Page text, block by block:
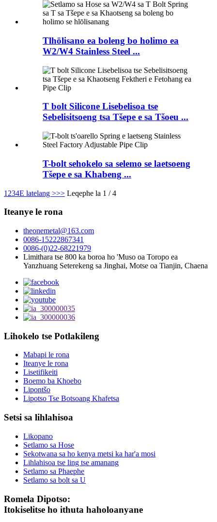
Tlhōlisano ea boleng bo holimo ea
W2/W4 Stainless Steel ...
T bolt Silicone Lisebelisoa tse
Sebelisitsoeng tsa Tšepe e sa Tšoeu ...
T-bolt sehokelo sa selemo se laetsoeng
Tšepe e sa Khabeng ...
1 234E latelang >>> Leqephe la 1 / 4
Iteanye le rona
theonemetal@163.com
0086-15222867341
0086-(0)22-68221979
Limithara tse 800 ka boroa ho 'Muso oa Toropo ea
Yanzhuang Seterekeng sa Jinghai, Motse oa Tianjin, Chaena
Lihokelo tse Potlakileng
Mabapi le rona
Iteanye le rona
Lisetifikeiti
Boemo ba Khoebo
Lipontšo
Lipotso Tse Botsoang Khafetsa
Setsi sa lihlahisoa
Likopano
Setlamo sa Hose
Sekotwana sa ho kenya metsi ka har'a mosi
Lihlahisoa tse ling tse amanang
Setlamo sa Phaephe
Setlamo sa bolt sa U
Romela Dipotso:
Itokiselitse ho ithuta haholoanyane